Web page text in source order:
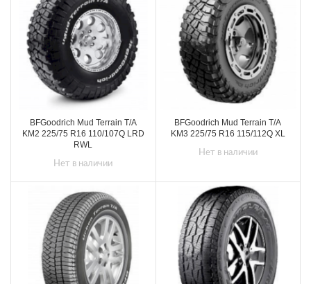
BFGoodrich Mud Terrain T/A
KM2 225/75 R16 110/107Q LRD
RWL
Нет в наличии
BFGoodrich Mud Terrain T/A
KM3 225/75 R16 115/112Q XL
Нет в наличии